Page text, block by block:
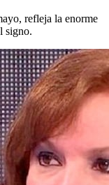
refleja la enorme
signo.